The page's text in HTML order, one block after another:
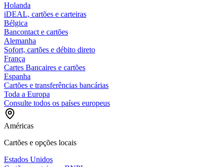
Holanda
iDEAL, cartões e carteiras
Bélgica
Bancontact e cartões
Alemanha
Sofort, cartões e débito direto
França
Cartes Bancaires e cartões
Espanha
Cartões e transferências bancárias
Toda a Europa
Consulte todos os países europeus
Américas
Cartões e opções locais
Estados Unidos